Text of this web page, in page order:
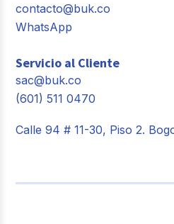
contacto@buk.co
WhatsApp
Servicio al Cliente
sac@buk.co
(601) 511 0470
Calle 94 # 11-30, Piso 2.